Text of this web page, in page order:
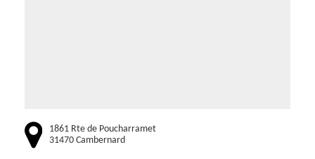
1861 Rte de Poucharramet
31470 Cambernard